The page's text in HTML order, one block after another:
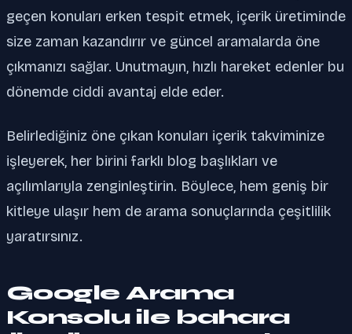
geçen konuları erken tespit etmek, içerik üretiminde
size zaman kazandırır ve güncel aramalarda öne
çıkmanızı sağlar. Unutmayın, hızlı hareket edenler bu
dönemde ciddi avantaj elde eder.
Belirlediğiniz öne çıkan konuları içerik takviminize
işleyerek, her birini farklı blog başlıkları ve
açılımlarıyla zenginleştirin. Böylece, hem geniş bir
kitleye ulaşır hem de arama sonuçlarında çeşitlilik
yaratırsınız.
Google Arama
Konsolu ile bahara